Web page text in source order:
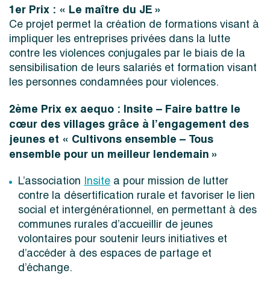
1er Prix : « Le maître du JE »
Ce projet permet la création de formations visant à
impliquer les entreprises privées dans la lutte
contre les violences conjugales par le biais de la
sensibilisation de leurs salariés et formation visant
les personnes condamnées pour violences.
2ème Prix ex aequo : Insite – Faire battre le
cœur des villages grâce à l’engagement des
jeunes et « Cultivons ensemble – Tous
ensemble pour un meilleur lendemain »
L’association Insite a pour mission de lutter
contre la désertification rurale et favoriser le lien
social et intergénérationnel, en permettant à des
communes rurales d’accueillir de jeunes
volontaires pour soutenir leurs initiatives et
d’accéder à des espaces de partage et
d’échange.